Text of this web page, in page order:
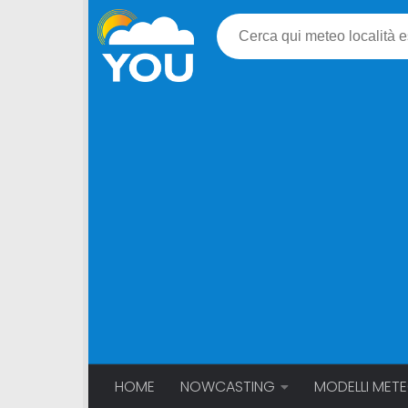
HOME NOWCASTING MODELLI